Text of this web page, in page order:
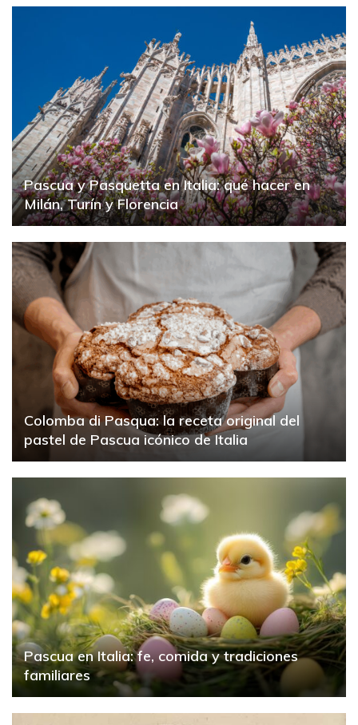
Pascua y Pasquetta en Italia: qué hacer en
Milán, Turín y Florencia
Colomba di Pasqua: la receta original del
pastel de Pascua icónico de Italia
Pascua en Italia: fe, comida y tradiciones
familiares